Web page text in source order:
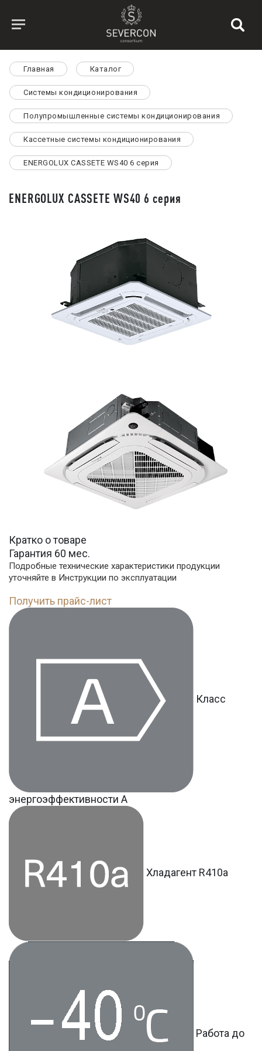
Главная Каталог
Системы кондиционирования
Полупромышленные системы кондиционирования
Кассетные системы кондиционирования
ENERGOLUX CASSETE WS40 6 серия
ENERGOLUX CASSETE WS40 6 серия
Кратко о товаре
Гарантия 60 мес.
Подробные технические характеристики продукции
уточняйте в Инструкции по эксплуатации
Получить прайс-лист
Класс
энергоэффективности A
Хладагент R410a
Работа до